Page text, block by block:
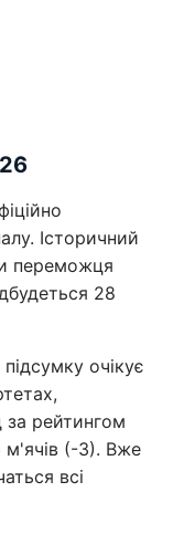
Історичний
переможця
28
очікує
за рейтингом
м'ячів (-3). Вже
всі